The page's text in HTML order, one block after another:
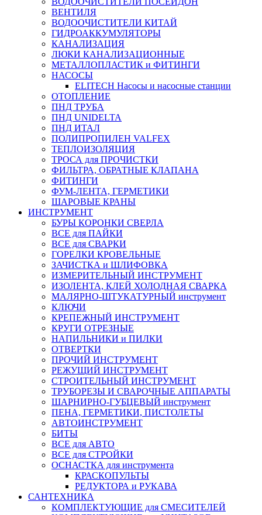
ВЕНТИЛЯ
ВОДООЧИСТИТЕЛИ КИТАЙ
ГИДРОАККУМУЛЯТОРЫ
КАНАЛИЗАЦИЯ
ЛЮКИ КАНАЛИЗАЦИОННЫЕ
МЕТАЛЛОПЛАСТИК и ФИТИНГИ
НАСОСЫ
ELITECH Насосы и насосные станции
ОТОПЛЕНИЕ
ПНД ТРУБА
ПНД UNIDELTA
ПНД ИТАЛ
ПОЛИПРОПИЛЕН VALFEX
ТЕПЛОИЗОЛЯЦИЯ
ТРОСА для ПРОЧИСТКИ
ФИЛЬТРА, ОБРАТНЫЕ КЛАПАНА
ФИТИНГИ
ФУМ-ЛЕНТА, ГЕРМЕТИКИ
ШАРОВЫЕ КРАНЫ
ИНСТРУМЕНТ
БУРЫ КОРОНКИ СВЕРЛА
ВСЕ для ПАЙКИ
ВСЕ для СВАРКИ
ГОРЕЛКИ КРОВЕЛЬНЫЕ
ЗАЧИСТКА и ШЛИФОВКА
ИЗМЕРИТЕЛЬНЫЙ ИНСТРУМЕНТ
ИЗОЛЕНТА, КЛЕЙ ХОЛОДНАЯ СВАРКА
МАЛЯРНО-ШТУКАТУРНЫЙ инструмент
КЛЮЧИ
КРЕПЕЖНЫЙ ИНСТРУМЕНТ
КРУГИ ОТРЕЗНЫЕ
НАПИЛЬНИКИ и ПИЛКИ
ОТВЕРТКИ
ПРОЧИЙ ИНСТРУМЕНТ
РЕЖУЩИЙ ИНСТРУМЕНТ
СТРОИТЕЛЬНЫЙ ИНСТРУМЕНТ
ТРУБОРЕЗЫ И СВАРОЧНЫЕ АППАРАТЫ
ШАРНИРНО-ГУБЦЕВЫЙ инструмент
ПЕНА, ГЕРМЕТИКИ, ПИСТОЛЕТЫ
АВТОИНСТРУМЕНТ
БИТЫ
ВСЕ для АВТО
ВСЕ для СТРОЙКИ
ОСНАСТКА для инструмента
КРАСКОПУЛЬТЫ
РЕДУКТОРА и РУКАВА
САНТЕХНИКА
КОМПЛЕКТУЮЩИЕ для СМЕСИТЕЛЕЙ